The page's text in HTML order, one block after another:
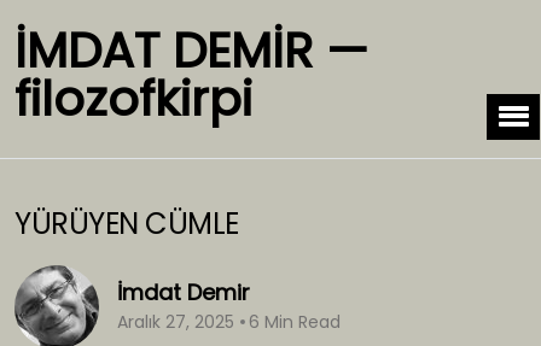
İMDAT DEMİR —
filozofkirpi
YÜRÜYEN CÜMLE
İmdat Demir
Aralık 27, 2025 6 Min Read